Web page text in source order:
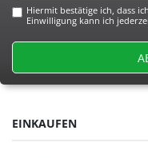
Hiermit bestätige ich, dass
Einwilligung kann ich
EINKAUFEN